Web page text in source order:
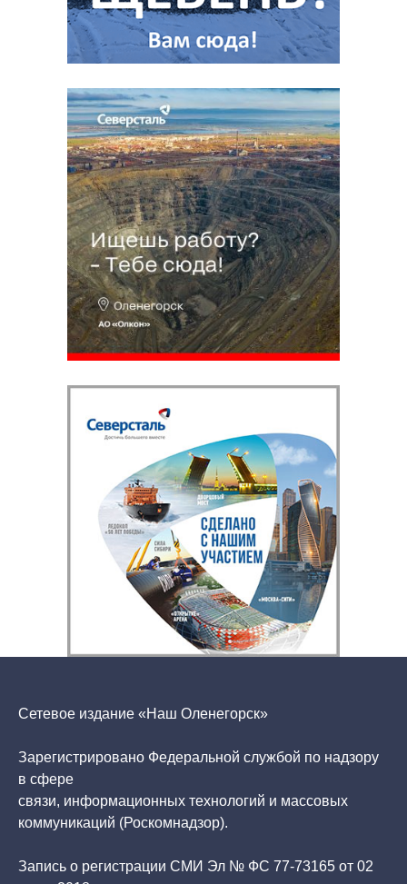
Сетевое издание «Наш Оленегорск»
Зарегистрировано Федеральной службой по надзору
в сфере
связи, информационных технологий и массовых
коммуникаций (Роскомнадзор).
Запись о регистрации СМИ Эл № ФС 77-73165 от 02